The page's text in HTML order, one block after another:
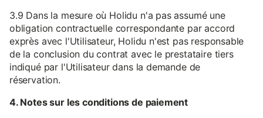
3.9 Dans la mesure où Holidu n'a pas assumé une
obligation contractuelle correspondante par accord
exprès avec l'Utilisateur, Holidu n'est pas responsable
de la conclusion du contrat avec le prestataire tiers
indiqué par l'Utilisateur dans la demande de
réservation.
4. Notes sur les conditions de paiement